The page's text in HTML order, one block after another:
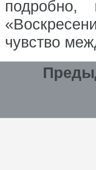
подробно,
чувство